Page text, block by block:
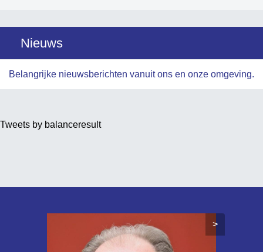
Nieuws
Belangrijke nieuwsberichten vanuit ons en onze omgeving.
Tweets by balanceresult
>